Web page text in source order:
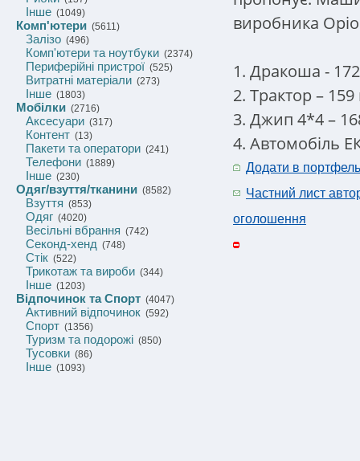
Інше (1049)
Комп'ютери (5611)
Залізо (496)
Комп'ютери та ноутбуки (2374)
Периферійні пристрої (525)
Витратні матеріали (273)
Інше (1803)
Мобілки (2716)
Аксесуари (317)
Контент (13)
Пакети та оператори (241)
Телефони (1889)
Інше (230)
Одяг/взуття/тканини (8582)
Взуття (853)
Одяг (4020)
Весільні вбрання (742)
Секонд-хенд (748)
Стік (522)
Трикотаж та вироби (344)
Інше (1203)
Відпочинок та Спорт (4047)
Активний відпочинок (592)
Спорт (1356)
Туризм та подорожі (850)
Тусовки (86)
Інше (1093)
виробника
1. Дракоша -
2. Трактор – 159
3. Джип 4*4 –
4. Автомобіль
Додати в портфель
Частний лист
оголошення